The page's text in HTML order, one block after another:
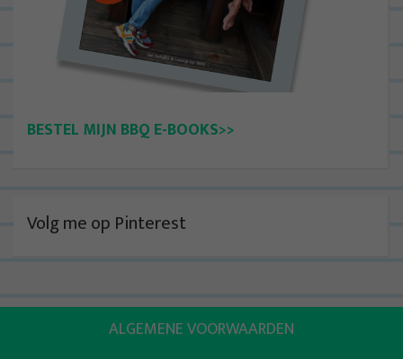
BESTEL MIJN BBQ E-BOOKS>>
Volg me op Pinterest
ALGEMENE VOORWAARDEN